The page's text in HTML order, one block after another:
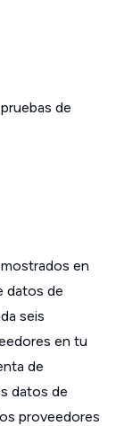
de
en
datos de
seis
en tu
de
datos de
proveedores